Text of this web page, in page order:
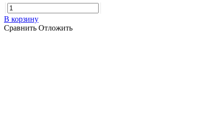
В корзину
Сравнить Отложить